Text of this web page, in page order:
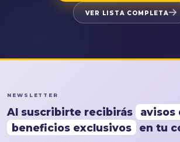
VER LISTA COMPLETA
NEWSLETTER
Al suscribirte recibirás avisos
beneficios exclusivos
en tu